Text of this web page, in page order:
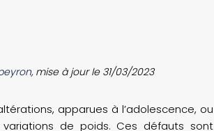
, mise à jour le 31/03/2023
apparues à l’adolescence, ou
de poids. Ces défauts sont